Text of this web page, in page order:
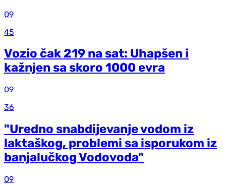
09
45
Vozio čak 219 na sat: Uhapšen i
kažnjen sa skoro 1000 evra
09
36
"Uredno snabdijevanje vodom iz
laktaškog, problemi sa isporukom iz
banjalučkog Vodovoda"
09